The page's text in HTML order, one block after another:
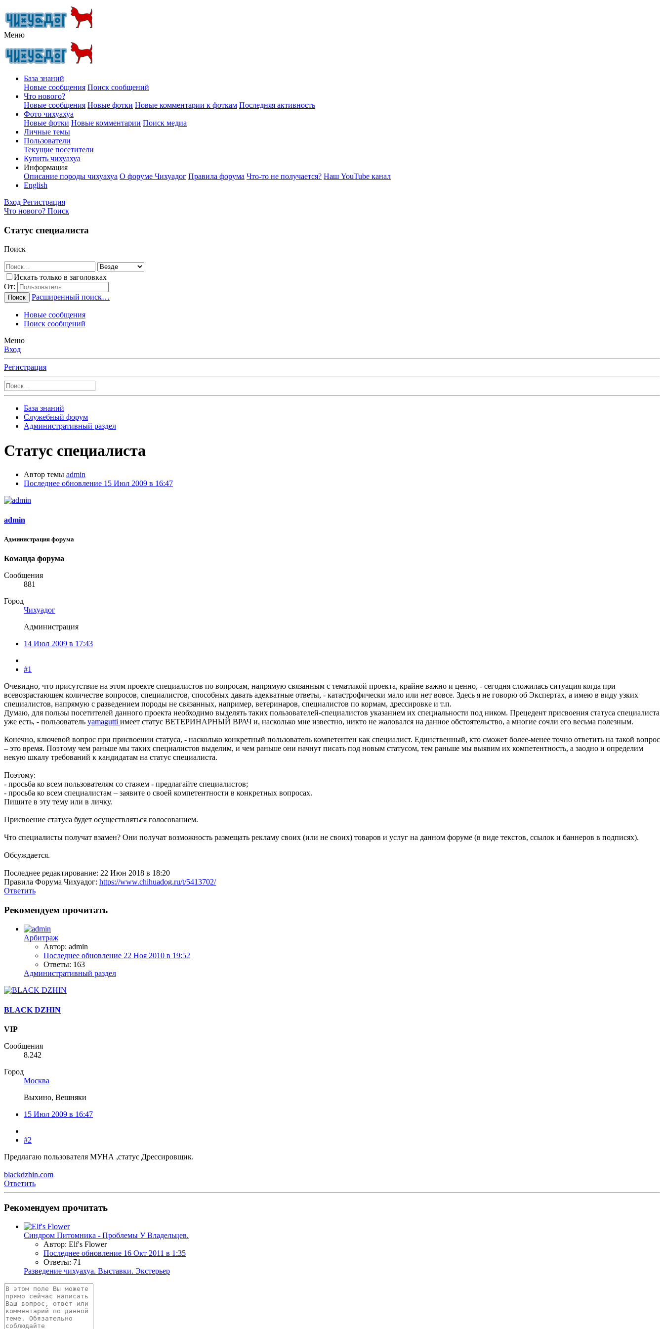
Меню
База знаний
Новые сообщения Поиск сообщений
Что нового?
Новые сообщения Новые фотки Новые комментарии к фоткам Последняя активность
Фото чихуахуа
Новые фотки Новые комментарии Поиск медиа
Личные темы
Пользователи
Текущие посетители
Купить чихуахуа
Информация
Описание породы чихуахуа О форуме Чихуадог Правила форума Что-то не получается? Наш YouTube канал
English
Вход Регистрация
Что нового? Поиск
Статус специалиста
Поиск
Искать только в заголовках
От:
Поиск Расширенный поиск…
Новые сообщения
Поиск сообщений
Меню
Вход
Регистрация
База знаний
Служебный форум
Административный раздел
Статус специалиста
Автор темы admin
Последнее обновление 15 Июл 2009 в 16:47
admin
Администрация форума
Команда форума
Сообщения
881
Город
Чихуадог
Администрация
14 Июл 2009 в 17:43
#1
Очевидно, что присутствие на этом проекте специалистов по вопросам, напрямую связанным с тематикой проекта, крайне важно и ценно, - сегодня сложилась ситуация когда при
всевозрастающем количестве вопросов, специалистов, способных давать адекватные ответы, - катастрофически мало или нет вовсе. Здесь я не говорю об Экспертах, а имею в виду узких
специалистов, напрямую с разведением породы не связанных, например, ветеринаров, специалистов по кормам, дрессировке и т.п.
Думаю, для пользы посетителей данного проекта необходимо выделять таких пользователей-специалистов указанием их специальности под ником. Прецедент присвоения статуса специалиста
уже есть, - пользователь yamagutti имеет статус ВЕТЕРИНАРНЫЙ ВРАЧ и, насколько мне известно, никто не жаловался на данное обстоятельство, а многие сочли его весьма полезным.
Конечно, ключевой вопрос при присвоении статуса, - насколько конкретный пользователь компетентен как специалист. Единственный, кто сможет более-менее точно ответить на такой вопрос
– это время. Поэтому чем раньше мы таких специалистов выделим, и чем раньше они начнут писать под новым статусом, тем раньше мы выявим их компетентность, а заодно и определим
некую шкалу требований к кандидатам на статус специалиста.
Поэтому:
- просьба ко всем пользователям со стажем - предлагайте специалистов;
- просьба ко всем специалистам – заявите о своей компетентности в конкретных вопросах.
Пишите в эту тему или в личку.
Присвоение статуса будет осуществляться голосованием.
Что специалисты получат взамен? Они получат возможность размещать рекламу своих (или не своих) товаров и услуг на данном форуме (в виде текстов, ссылок и баннеров в подписях).
Обсуждается.
Последнее редактирование: 22 Июн 2018 в 18:20
Правила Форума Чихуадог: https://www.chihuadog.ru/t/5413702/
Ответить
Рекомендуем прочитать
Арбитраж
Автор: admin
Последнее обновление 22 Ноя 2010 в 19:52
Ответы: 163
Административный раздел
BLACK DZHIN
VIP
Сообщения
8.242
Город
Москва
Выхино, Вешняки
15 Июл 2009 в 16:47
#2
Предлагаю пользователя МУНА ,статус Дрессировщик.
blackdzhin.com
Ответить
Рекомендуем прочитать
Синдром Питомника - Проблемы У Владельцев.
Автор: Elf's Flower
Последнее обновление 16 Окт 2011 в 1:35
Ответы: 71
Разведение чихуахуа. Выставки. Экстерьер